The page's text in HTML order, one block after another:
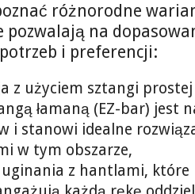
różnorodne
pozwalają na
i preferencji:
z użyciem sztangi prostej
łamaną (EZ-bar) jest
i stanowi idealne
w tym obszarze,
z hantlami, które